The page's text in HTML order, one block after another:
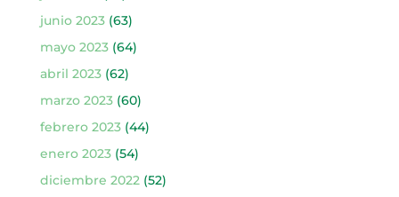
junio 2023(63)
mayo 2023(64)
abril 2023(62)
marzo 2023(60)
febrero 2023(44)
enero 2023(54)
diciembre 2022(52)